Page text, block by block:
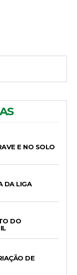
E NO SOLO
DA LIGA
DO
DE